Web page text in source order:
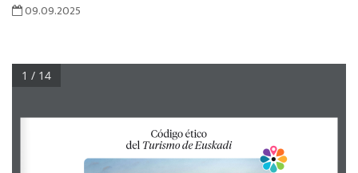
09.09.2025
Código ético
del Turismo de Euskadi
1 / 14